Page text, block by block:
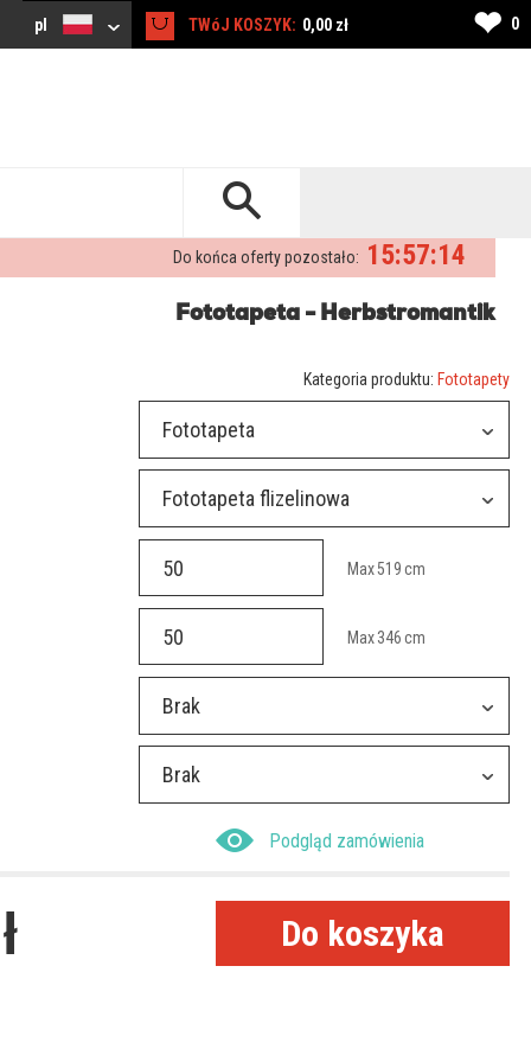
pl TWóJ KOSZYK: 0,00 zł ❤ 0
15:57:13
Do końca oferty pozostało:
Fototapeta - Herbstromantik
Kategoria produktu: Fototapety
Fototapeta
Fototapeta flizelinowa
Max519 cm
Max346 cm
Brak
Brak
Podgląd zamówienia